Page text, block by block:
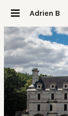
Adrien B